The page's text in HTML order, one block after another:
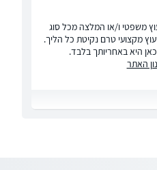
משפטי ו/או המלצה מכל סוג
מקצועי טרם נקיטת כל הליך.
היא באחריותך בלבד.
האתר